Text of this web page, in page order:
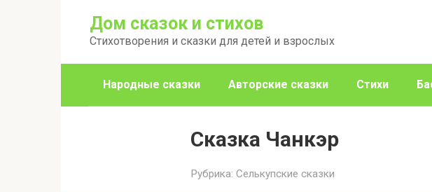
Дом сказок и стихов
Стихотворения и сказки для детей и взрослых
Народные сказки Авторские сказки Стихи
Сказка Чанкэр
Рубрика: Селькупские сказки